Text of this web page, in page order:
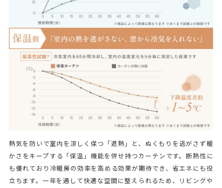
熱気を防いで室内を涼しく保つ「遮熱」と、ぬくもりを逃がさず暖
かさをキープする「保温」機能を併せ持つカーテンです。断熱性に
も優れており冷暖房の効率を高める効果が期待でき、省エネにも役
立ちます。一年を通して快適な空間に整えられるため、リビングや